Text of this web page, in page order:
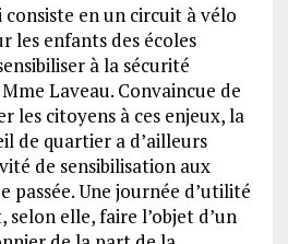
consiste en un circuit à vélo
les enfants des écoles
à la sécurité
Laveau. Convaincue de
les citoyens à ces enjeux, la
de quartier a d’ailleurs
de sensibilisation aux
passée. Une journée d’utilité
elle, faire l’objet d’un